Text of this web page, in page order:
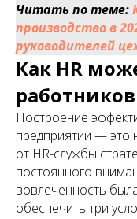
Читать по теме:
производство в
руководителей
Как HR
Построение
предприятии — это
от HR-службы
постоянного
вовлеченность
обеспечить три